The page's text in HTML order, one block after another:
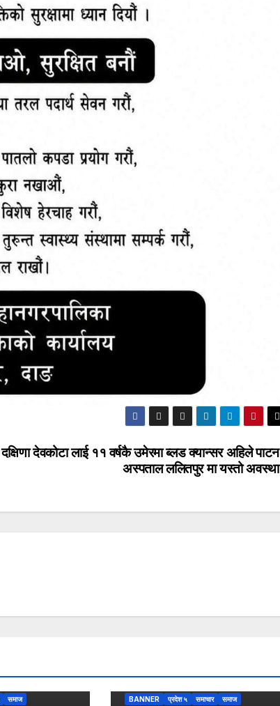
दक्षिणा देवकोटा लाई ११ वर्षकै उमेरमा ब्लड क्यान्सर अहिले पाटन
अस्पताल ललितपुर मा यस्तो अवस्था
समाज BANNER प्रदेश ५ समाचार समाज